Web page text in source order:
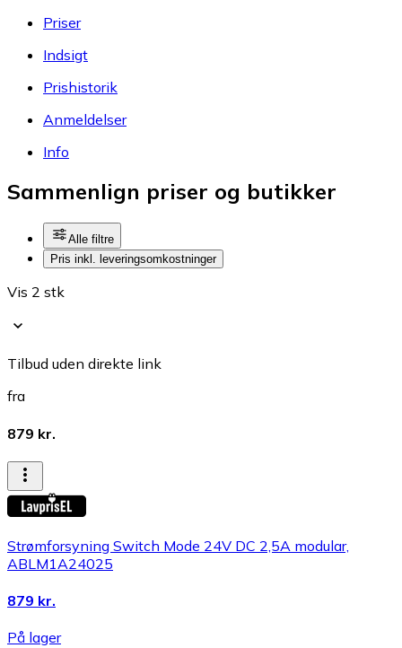
Priser
Indsigt
Prishistorik
Anmeldelser
Info
Sammenlign priser og butikker
Alle filtre
Pris inkl. leveringsomkostninger
Vis 2 stk
Tilbud uden direkte link
fra
879 kr.
Strømforsyning Switch Mode 24V DC 2,5A modular,
ABLM1A24025
879 kr.
På lager